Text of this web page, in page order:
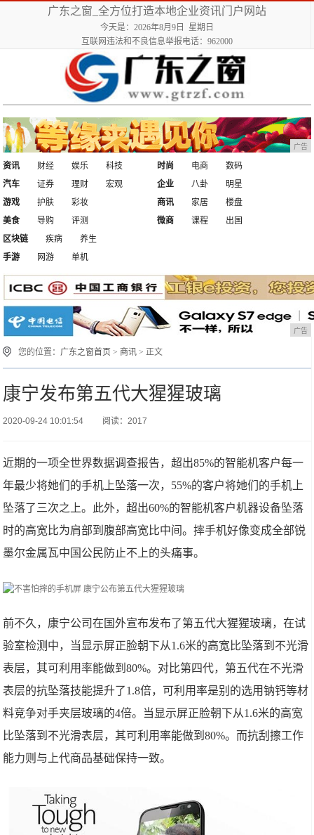
广东之窗_全方位打造本地企业资讯门户网站
今天是：2026年8月9日 星期日
互联网违法和不良信息举报电话：962000
广告
资讯 财经 娱乐
科技
汽车
证券 理财 宏观
时尚 电商
数码
企业
八卦
明星
游戏
护肤
彩妆
美食
导购 评测
商讯 家居
楼盘
微商
课程
出国
区块链
疾病
养生
手游
网游 单机
广告
您的位置： 广东之窗首页 > 商讯 > 正文
康宁发布第五代大猩猩玻璃
2020-09-24 10:01:54 阅读：2017
近期的一项全世界数据调查报告，超出85%的智能机客户每一
年最少将她们的手机上坠落一次，55%的客户将她们的手机上
坠落了三次之上。此外，超出60%的智能机客户机器设备坠落
时的高宽比为肩部到腹部高宽比中间。摔手机好像变成全部锐
墨尔金属瓦中国公民防止不上的头痛事。
前不久，康宁公司在国外宣布发布了第五代大猩猩玻璃，在试
验室检测中，当显示屏正脸朝下从1.6米的高宽比坠落到不光滑
表层，其可利用率能做到80%。对比第四代，第五代在不光滑
表层的抗坠落技能提升了1.8倍，可利用率是别的选用钠钙等材
料竞争对手夹层玻璃的4倍。当显示屏正脸朝下从1.6米的高宽
比坠落到不光滑表层，其可利用率能做到80%。而抗刮擦工作
能力则与上代商品基础保持一致。